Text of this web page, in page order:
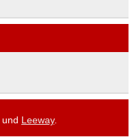
und Leeway.